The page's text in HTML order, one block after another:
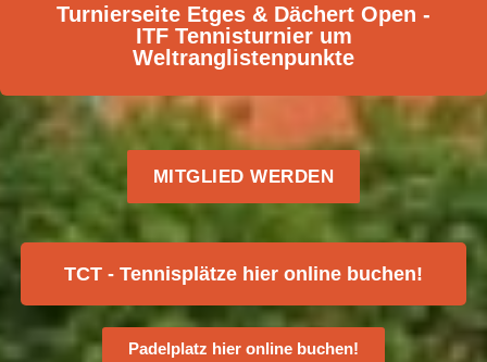
Turnierseite Etges & Dächert Open -
ITF Tennisturnier um
Weltranglistenpunkte
MITGLIED WERDEN
TCT - Tennisplätze hier online buchen!
Padelplatz hier online buchen!